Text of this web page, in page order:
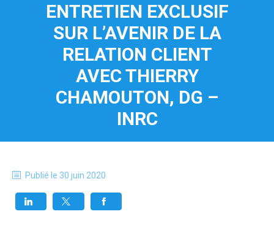
ENTRETIEN EXCLUSIF
SUR L’AVENIR DE LA
RELATION CLIENT
AVEC THIERRY
CHAMOUTON, DG –
INRC
Publié le 30 juin 2020